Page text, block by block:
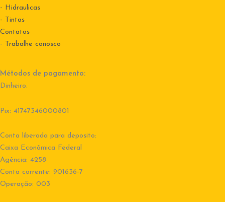
- Hidraulicas
- Tintas
Contatos
- Trabalhe conosco
Métodos de pagamento:
Dinheiro.
Pix: 41747346000801
Conta liberada para deposito:
Caixa Econômica Federal
Agência: 4258
Conta corrente: 901636-7
Operação: 003